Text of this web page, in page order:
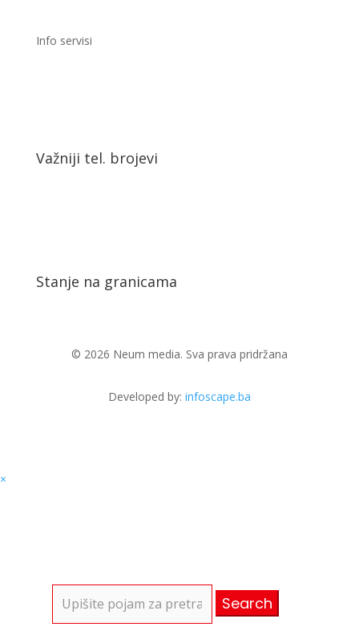
Info servisi
Važniji tel. brojevi
Stanje na granicama
© 2026 Neum media. Sva prava pridržana
Developed by: infoscape.ba
×
for: